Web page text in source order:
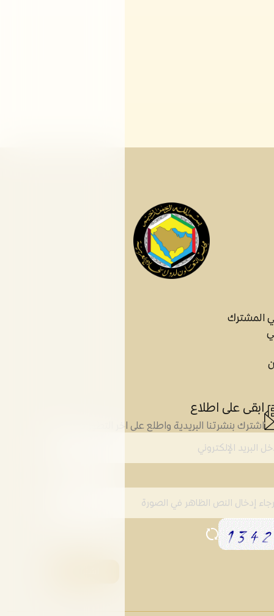
المشترك
ابقى على اطلاع
اشترك بنشرتنا البريدية واطلع على اخر التطورات